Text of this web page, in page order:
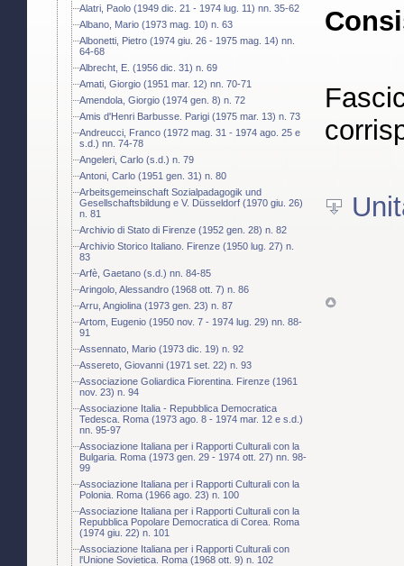
Alatri, Paolo (1949 dic. 21 - 1974 lug. 11) nn. 35-62
Albano, Mario (1973 mag. 10) n. 63
Albonetti, Pietro (1974 giu. 26 - 1975 mag. 14) nn.
64-68
Albrecht, E. (1956 dic. 31) n. 69
Amati, Giorgio (1951 mar. 12) nn. 70-71
Amendola, Giorgio (1974 gen. 8) n. 72
Amis d'Henri Barbusse. Parigi (1975 mar. 13) n. 73
Andreucci, Franco (1972 mag. 31 - 1974 ago. 25 e
s.d.) nn. 74-78
Angeleri, Carlo (s.d.) n. 79
Antoni, Carlo (1951 gen. 31) n. 80
Arbeitsgemeinschaft Sozialpadagogik und
Gesellschaftsbildung e V. Düsseldorf (1970 giu. 26)
n. 81
Archivio di Stato di Firenze (1952 gen. 28) n. 82
Archivio Storico Italiano. Firenze (1950 lug. 27) n.
83
Arfè, Gaetano (s.d.) nn. 84-85
Aringolo, Alessandro (1968 ott. 7) n. 86
Arru, Angiolina (1973 gen. 23) n. 87
Artom, Eugenio (1950 nov. 7 - 1974 lug. 29) nn. 88-
91
Assennato, Mario (1973 dic. 19) n. 92
Assereto, Giovanni (1971 set. 22) n. 93
Associazione Goliardica Fiorentina. Firenze (1961
nov. 23) n. 94
Associazione Italia - Repubblica Democratica
Tedesca. Roma (1973 ago. 8 - 1974 mar. 12 e s.d.)
nn. 95-97
Associazione Italiana per i Rapporti Culturali con la
Bulgaria. Roma (1973 gen. 29 - 1974 ott. 27) nn. 98-
99
Associazione Italiana per i Rapporti Culturali con la
Polonia. Roma (1966 ago. 23) n. 100
Associazione Italiana per i Rapporti Culturali con la
Repubblica Popolare Democratica di Corea. Roma
(1974 giu. 22) n. 101
Associazione Italiana per i Rapporti Culturali con
l'Unione Sovietica. Roma (1968 ott. 9) n. 102